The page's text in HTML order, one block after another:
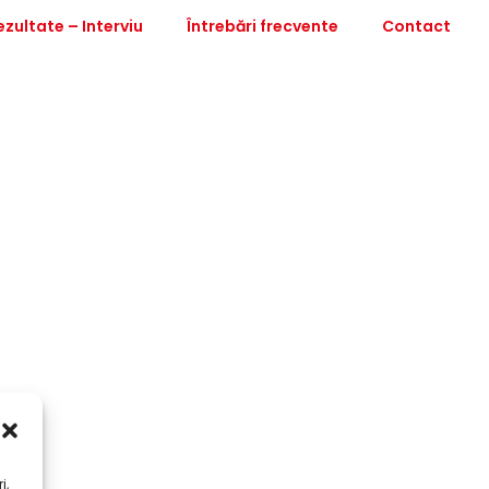
– Interviu Întrebări frecvente Contact